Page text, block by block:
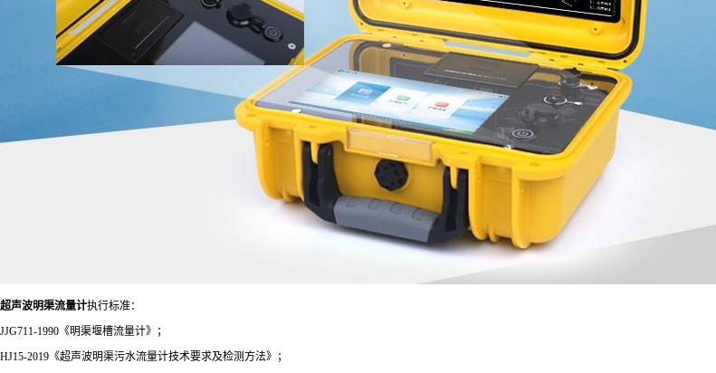
超声波明渠流量计执行标准：
JJG711-1990《明渠堰槽流量计》；
HJ15-2019《超声波明渠污水流量计技术要求及检测方法》；